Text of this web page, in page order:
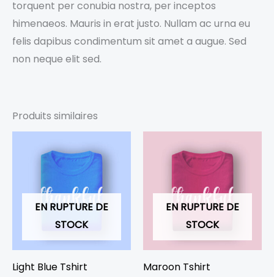
torquent per conubia nostra, per inceptos
himenaeos. Mauris in erat justo. Nullam ac urna eu
felis dapibus condimentum sit amet a augue. Sed
non neque elit sed.
Produits similaires
EN RUPTURE DE
STOCK
Light Blue Tshirt
EN RUPTURE DE
STOCK
Maroon Tshirt